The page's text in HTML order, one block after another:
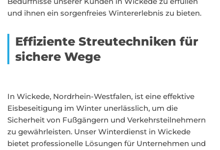
und ihnen ein sorgenfreies Wintererlebnis zu bieten.
Effiziente Streutechniken für
sichere Wege
In Wickede, Nordrhein-Westfalen, ist eine effektive
Eisbeseitigung im Winter unerlässlich, um die
Sicherheit von Fußgängern und Verkehrsteilnehmern
zu gewährleisten. Unser Winterdienst in Wickede
bietet professionelle Lösungen für Unternehmen und